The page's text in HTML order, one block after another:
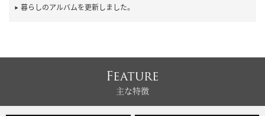
暮らしのアルバムを更新しました。
Feature
主な特徴